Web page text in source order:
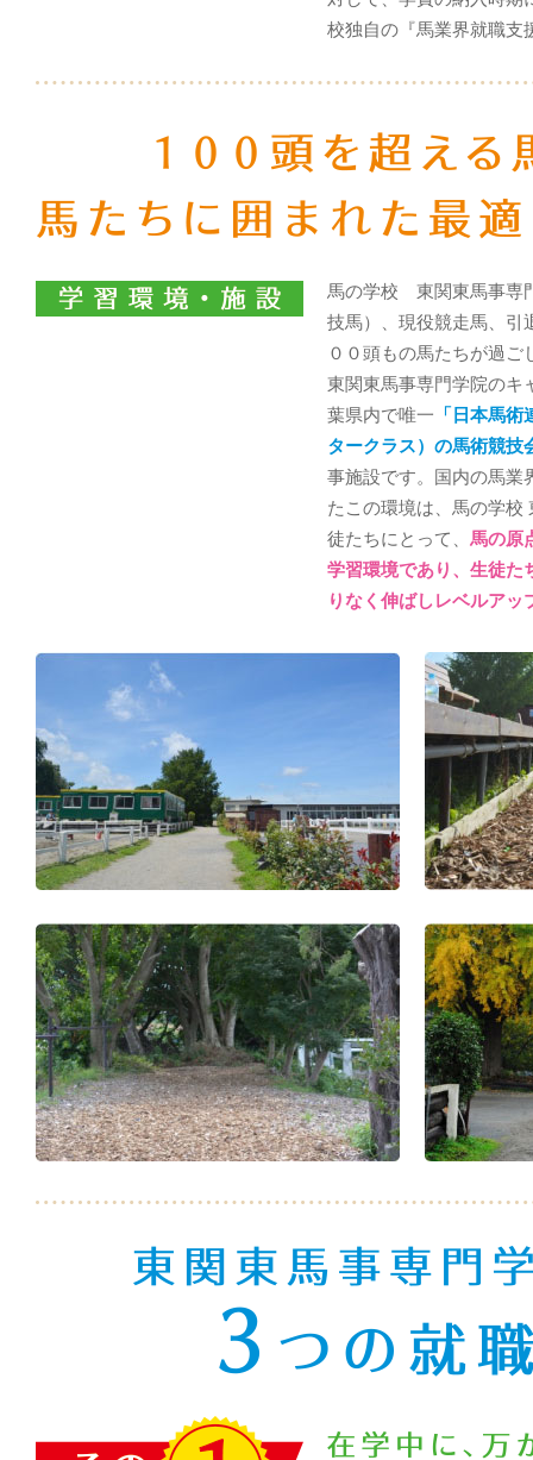
校独自の『馬業界就職支
馬の学校 東関東馬事専
技馬）、現役競走馬、引
００頭もの馬たちが過
東関東馬事専門学院のキ
葉県内で唯一 「日本馬
タークラス）の馬術競技
事施設です。国内の馬業
たこの環境は、馬の学校
徒たちにとって、 馬の原
学習環境であり、生徒た
りなく伸ばしレベルアッ